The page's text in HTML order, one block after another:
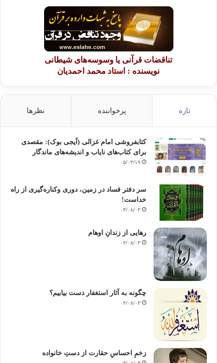
تناقضات قرآنی یا وسوسه‌های شیطانی
نویسنده : استاد محمد احمدیان
تازه پرخواننده نظرها
کتابفروشی امام غزالی (آیجی بوک): مقصدی
برای کتاب‌های نایاب و اندیشه‌های ماندگار
۰۵/۰۳/۱۹
سر دفتر فساد در زمین‌، دوری وکناره‌گیری از راه
خداست‌!
۰۴/۰۸/۰۳
رهایی از زندانِ اوهام
۰۴/۰۸/۰۳
چگونه به آثار استغفار دست بیابیم؟
۰۴/۰۸/۰۳
زخمِ احساسِ حقارت از دستِ خانواده